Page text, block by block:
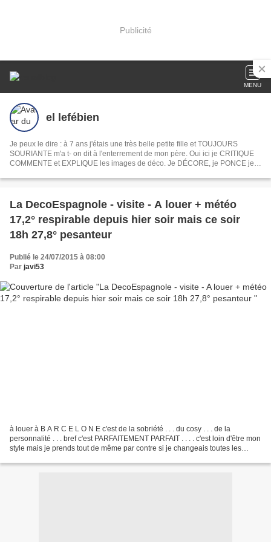
Publicité
MENU
el lefébien
Je peux le dire : à 7 ans j'étais une très belle petite fille et TOUJOURS
SOURIANTE m'a t- on dit à l'enterrement de mon père. Oui ici je CRITIQUE
COMMENTE et EXPLIQUE les images de déco. Je DÉCORE, je PONCE je
jour les films et les séries . En fait je PAPOTE comme devant un apéro. Ah
La DecoEspagnole - visite - A louer + météo
17,2° respirable depuis hier soir mais ce soir
18h 27,8° pesanteur
Publié le 24/07/2015 à 08:00
Par javi53
à louer à B A R C E L O N E c'est de la sobriété . . . du cosy . . . de la
personnalité . . . bref c'est PARFAITEMENT PARFAIT . . . . c'est loin d'être mon
style mais je prends tout de même par contre si je changeais toutes les